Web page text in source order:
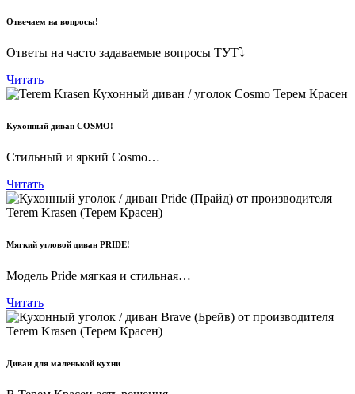
Отвечаем на вопросы!
Ответы на часто задаваемые вопросы ТУТ⤵
Читать
Кухонный диван COSMO!
Стильный и яркий Cosmo…
Читать
Мягкий угловой диван PRIDE!
Модель Pride мягкая и стильная…
Читать
Диван для маленькой кухни